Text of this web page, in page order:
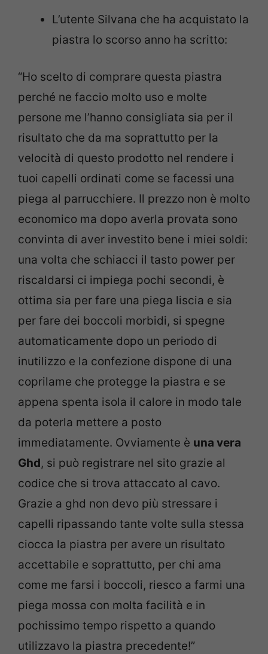
L’utente Silvana che ha acquistato la
piastra lo scorso anno ha scritto:
“Ho scelto di comprare questa piastra
perché ne faccio molto uso e molte
persone me l’hanno consigliata sia per il
risultato che da ma soprattutto per la
velocità di questo prodotto nel rendere i
tuoi capelli ordinati come se facessi una
piega al parrucchiere. Il prezzo non è molto
economico ma dopo averla provata sono
convinta di aver investito bene i miei soldi:
una volta che schiacci il tasto power per
riscaldarsi ci impiega pochi secondi, è
ottima sia per fare una piega liscia e sia
per fare dei boccoli morbidi, si spegne
automaticamente dopo un periodo di
inutilizzo e la confezione dispone di una
coprilame che protegge la piastra e se
appena spenta isola il calore in modo tale
da poterla mettere a posto
immediatamente. Ovviamente è una vera
Ghd, si può registrare nel sito grazie al
codice che si trova attaccato al cavo.
Grazie a ghd non devo più stressare i
capelli ripassando tante volte sulla stessa
ciocca la piastra per avere un risultato
accettabile e soprattutto, per chi ama
come me farsi i boccoli, riesco a farmi una
piega mossa con molta facilità e in
pochissimo tempo rispetto a quando
utilizzavo la piastra precedente!”